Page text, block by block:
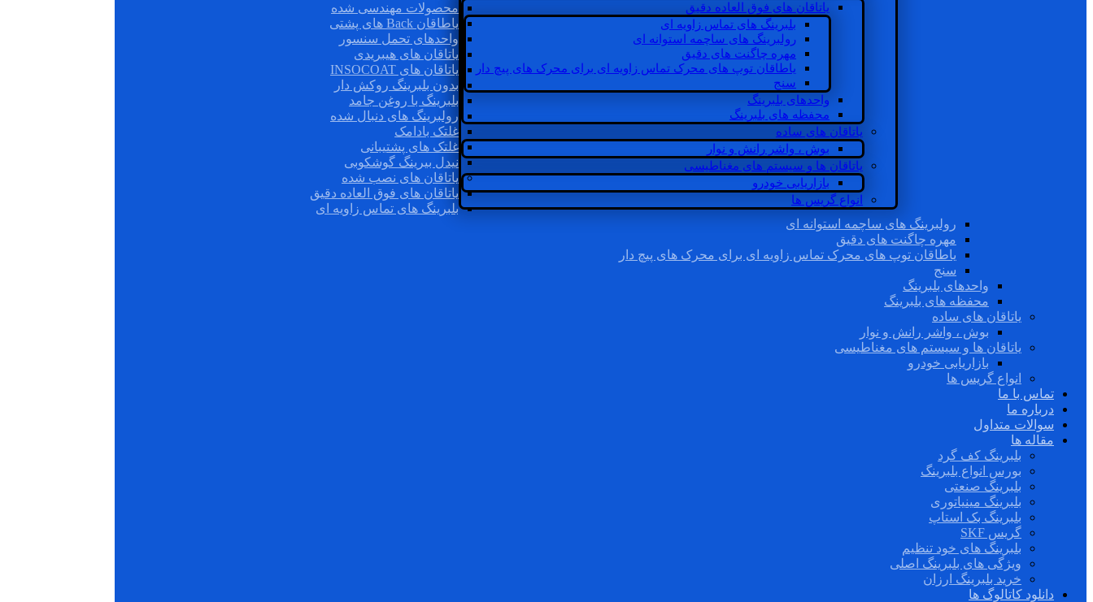
یاتاقان های فوق العاده دقیق
بلبرینگ های تماس زاویه ای
رولبرینگ های ساچمه استوانه ای
مهره چاگنت های دقیق
یاطاقان توپ های محرک تماس زاویه ای برای محرک های پیچ دار
سنج
واحدهای بلبرینگ
محفظه های بلبرینگ
یاتاقان های ساده
بوش ، واشر رانش و نوار
یاتاقان ها و سیستم های مغناطیسی
بازاریابی خودرو
انواع گریس ها
محصولات مهندسی شده
یاطاقان Back های پشتی
واحدهای تحمل سنسور
یاتاقان های هیبریدی
یاتاقان های INSOCOAT
بدون بلبرینگ روکش دار
بلبرینگ با روغن جامد
رولبرینگ های دنبال شده
غلتک بادامک
غلتک های پشتیبانی
نیدل بیرینگ گوشکوبی
یاتاقان های نصب شده
یاتاقان های فوق العاده دقیق
بلبرینگ های تماس زاویه ای
رولبرینگ های ساچمه استوانه ای
مهره چاگنت های دقیق
یاطاقان توپ های محرک تماس زاویه ای برای محرک های پیچ دار
سنج
واحدهای بلبرینگ
محفظه های بلبرینگ
یاتاقان های ساده
بوش ، واشر رانش و نوار
یاتاقان ها و سیستم های مغناطیسی
بازاریابی خودرو
انواع گریس ها
تماس با ما
درباره ما
سوالات متداول
مقاله ها
بلبرینگ کف گرد
بورس انواع بلبرینگ
بلبرینگ صنعتی
بلبرینگ مینیاتوری
بلبرینگ بک استاپ
گریس SKF
بلبرینگ های خود تنظیم
ویژگی های بلبرینگ اصلی
خرید بلبرینگ ارزان
دانلود کاتالوگ ها